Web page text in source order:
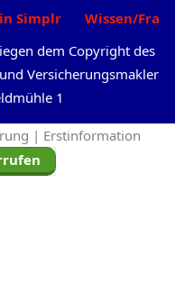
Simplr
Wissen/
dem Copyright des
Versicherungsmakler
1
| Erstinformation